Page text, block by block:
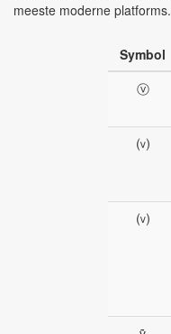
meeste moderne platforms.
Symbol
ⓥ
⒱
⒱